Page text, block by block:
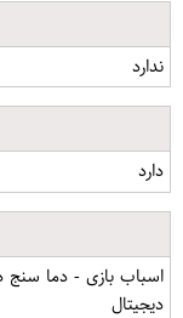
ندارد
دارد
اسباب بازی - دما سنج
دیجیتال